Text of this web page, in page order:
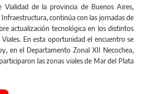
Vialidad de la provincia de Buenos Aires,
continúa con las jornadas de
actualización tecnológica en los distintos
En esta oportunidad el encuentro se
en el Departamento Zonal XII Necochea,
las zonas viales de Mar del Plata